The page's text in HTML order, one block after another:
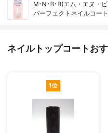
M･N･B･B(エム・エヌ・
パーフェクトネイルコート
ネイルトップコートお
1位